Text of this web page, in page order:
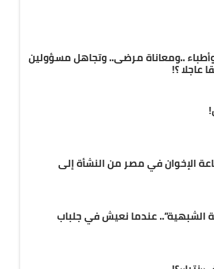
..ومعاناة مرضى.. وتجاهل مسؤولين
عاجلا ؟!
الإخوان في مصر من النشأة إلى
الشبهية”.. عندما نعيش في جلباب